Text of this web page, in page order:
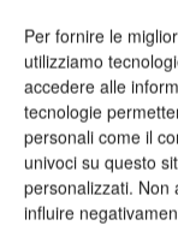
Per fornire le
utilizziamo
accedere alle
tecnologie
personali come il
univoci su questo
personalizzati. Non
influire
Ho letto e